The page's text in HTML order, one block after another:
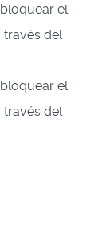
el
través del
el
través del